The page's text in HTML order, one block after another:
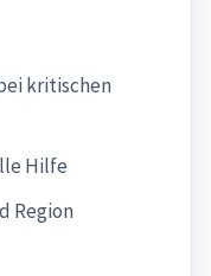
kritischen
Hilfe
Region